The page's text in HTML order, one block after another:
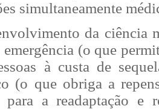
simultaneamente
da ciência
(o que
à custa de
(o que obriga a
a readaptação e